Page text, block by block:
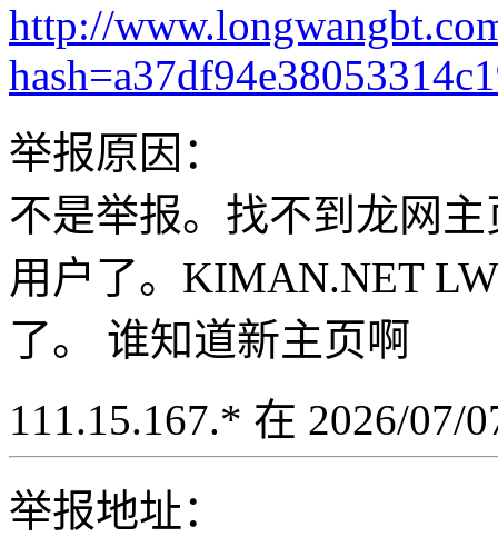
http://
举报原因：
不是举报。找不到龙网
用户了。KIMAN.NET
了。 谁知道新主页啊
111.15.167.* 在 2026/07/
举报地址：